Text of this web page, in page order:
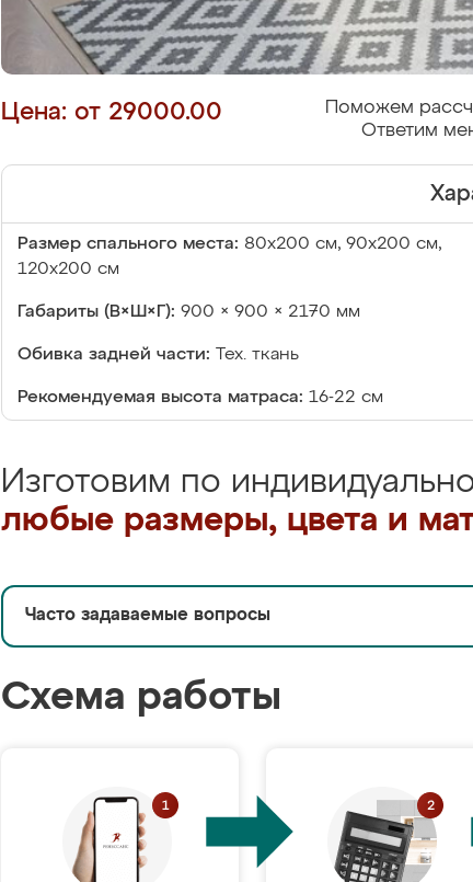
Цена: от 29000.00
Поможем
Ответим
Размер спального места: 80х200 см, 90х200 см,
120х200 см
Габариты (В×Ш×Г): 900 × 900 × 2170 мм
Обивка задней части: Тех. ткань
Рекомендуемая высота матраса: 16-22 см
Изготовим по
любые размеры, цвета и
Часто задаваемые вопросы
Схема работы